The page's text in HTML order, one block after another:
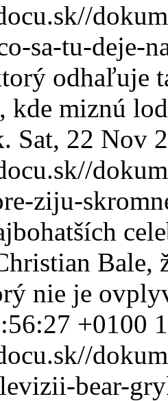
sa-tu-deje-
odhaľuje
miznú
Sat, 22 Nov
ziju-
nie je
+0100 1
bear-